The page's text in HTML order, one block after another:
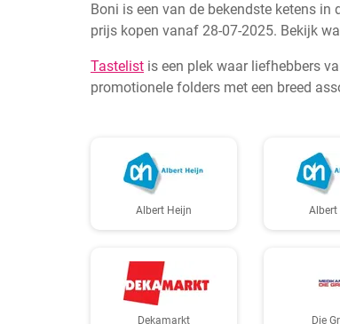
Boni is een van de bekendste ketens
prijs kopen vanaf 28-07-2025. Bekijk
Tastelist is een plek waar liefhebbers
promotionele folders met een breed
Albert Heijn Albert
Dekamarkt Die